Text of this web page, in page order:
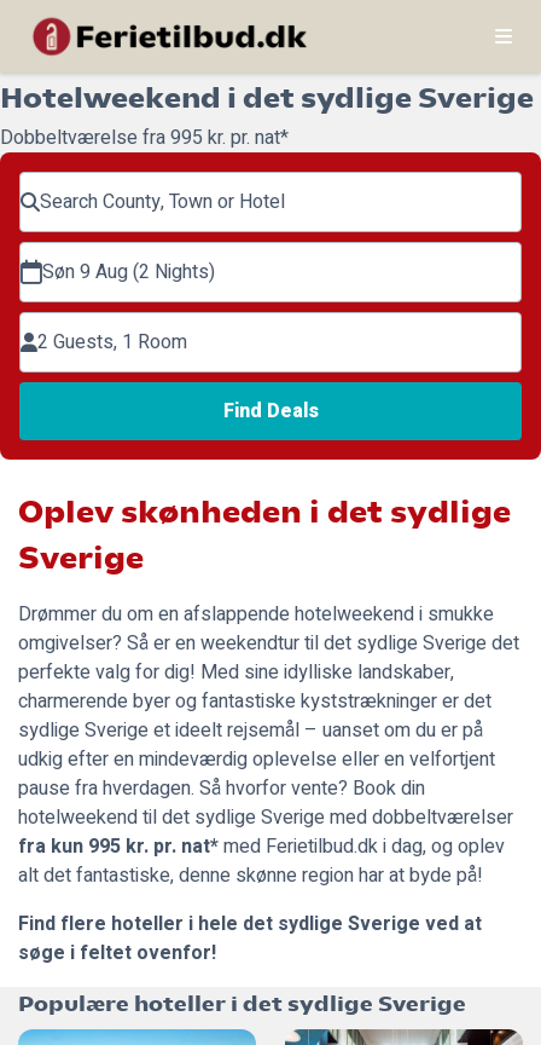
Hotelweekend i det sydlige Sverige
Dobbeltværelse fra 995 kr. pr. nat*
Search County, Town or Hotel
Søn 9 Aug (2 Nights)
2 Guests, 1 Room
Find Deals
Oplev skønheden i det sydlige
Sverige
Drømmer du om en afslappende hotelweekend i smukke
omgivelser? Så er en weekendtur til det sydlige Sverige det
perfekte valg for dig! Med sine idylliske landskaber,
charmerende byer og fantastiske kyststrækninger er det
sydlige Sverige et ideelt rejsemål – uanset om du er på
udkig efter en mindeværdig oplevelse eller en velfortjent
pause fra hverdagen. Så hvorfor vente? Book din
hotelweekend til det sydlige Sverige med dobbeltværelser
fra kun 995 kr. pr. nat*med Ferietilbud.dki dag, og oplev
alt det fantastiske, denne skønne region har at byde på!
Find flere hoteller i hele det sydlige Sverige ved at
søge i feltet ovenfor!
Populære hoteller i det sydlige Sverige